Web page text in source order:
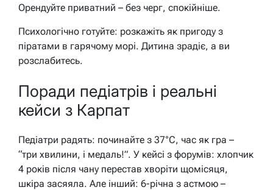
Орендуйте приватний – без черг, спокійніше.
Психологічно готуйте: розкажіть як пригоду з
піратами в гарячому морі. Дитина зрадіє, а ви
розслабитесь.
Поради педіатрів і реальні
кейси з Карпат
Педіатри радять: починайте з 37°C, час як гра –
“три хвилини, і медаль!”. У кейсі з форумів: хлопчик
4 років після чану перестав хворіти щомісяця,
шкіра засяяла. Але інший: 6-річна з астмою –